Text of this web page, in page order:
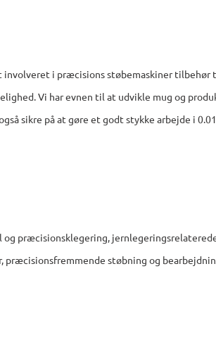
involveret i præcisions støbemaskiner
Vi har evnen til at udvikle mug og
sikre på at gøre et godt stykke arbejde i
og præcisionsklegering,
præcisionsfremmende støbning og